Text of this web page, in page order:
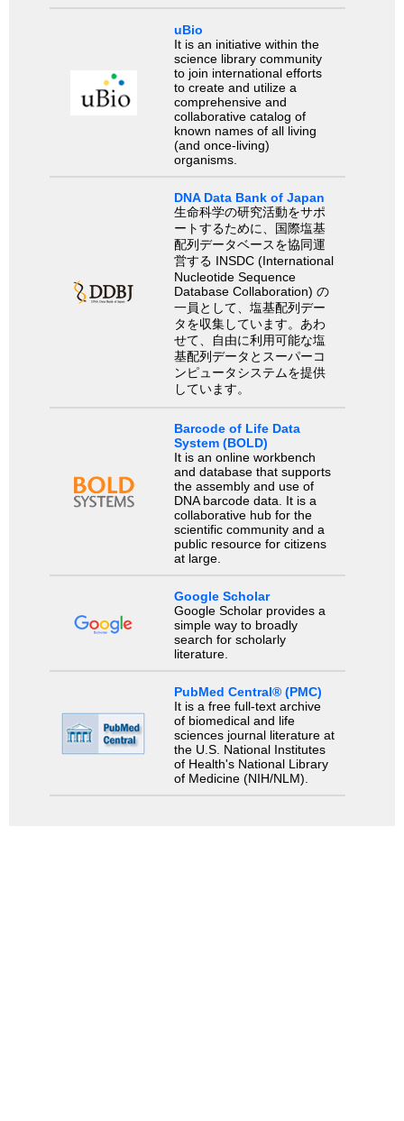
uBio
It is an initiative within the
science library community
to join international efforts
to create and utilize a
comprehensive and
collaborative catalog of
known names of all living
(and once-living)
organisms.
DNA Data Bank of Japan
生命科学の研究活動をサポ
ートするために、国際塩基
配列データベースを協同運
営する INSDC (International
Nucleotide Sequence
Database Collaboration) の
一員として、塩基配列デー
タを収集しています。あわ
せて、自由に利用可能な塩
基配列データとスーパーコ
ンピュータシステムを提供
しています。
Barcode of Life Data
System (BOLD)
It is an online workbench
and database that supports
the assembly and use of
DNA barcode data. It is a
collaborative hub for the
scientific community and a
public resource for citizens
at large.
Google Scholar
Google Scholar provides a
simple way to broadly
search for scholarly
literature.
PubMed Central® (PMC)
It is a free full-text archive
of biomedical and life
sciences journal literature at
the U.S. National Institutes
of Health's National Library
of Medicine (NIH/NLM).